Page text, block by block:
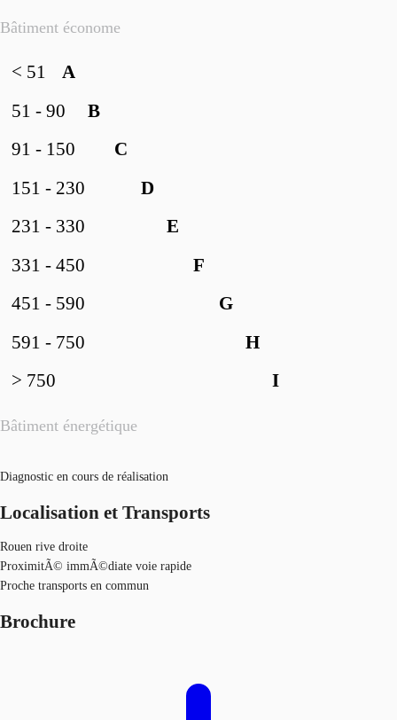
Bâtiment économe
Bâtiment énergétique
A
< 51
B
51 - 90
C
91 - 150
D
151 - 230
E
231 - 330
F
331 - 450
G
451 - 590
H
591 - 750
I
> 750
Diagnostic en cours de réalisation
Localisation et Transports
Rouen rive droite
ProximitÃ© immÃ©diate voie rapide
Proche transports en commun
Brochure